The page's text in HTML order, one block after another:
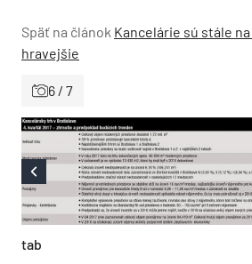
Späť na článok Kancelárie sú stále
hravejšie
6 / 7
tab